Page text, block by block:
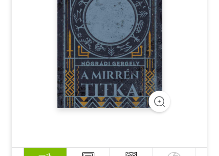
Szótár, nyelvkönyv
Tankönyv, segédkönyv
Társadalomtudomány
Természettudomány